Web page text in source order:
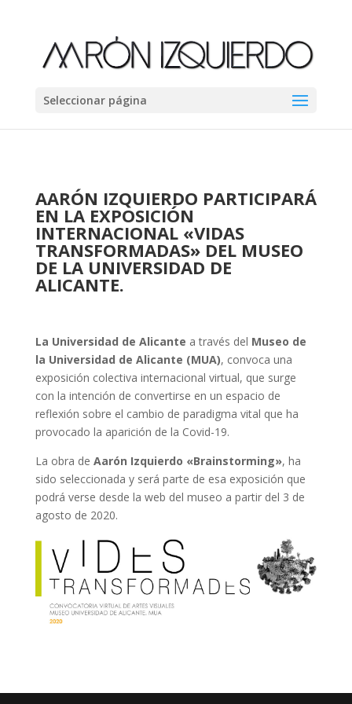
Seleccionar página
AARÓN IZQUIERDO PARTICIPARÁ
EN LA EXPOSICIÓN
INTERNACIONAL «VIDAS
TRANSFORMADAS» DEL MUSEO
DE LA UNIVERSIDAD DE
ALICANTE.
La Universidad de Alicante a través del Museo de
la Universidad de Alicante (MUA), convoca una
exposición colectiva internacional virtual, que surge
con la intención de convertirse en un espacio de
reflexión sobre el cambio de paradigma vital que ha
provocado la aparición de la Covid-19.
La obra de Aarón Izquierdo «Brainstorming», ha
sido seleccionada y será parte de esa exposición que
podrá verse desde la web del museo a partir del 3 de
agosto de 2020.